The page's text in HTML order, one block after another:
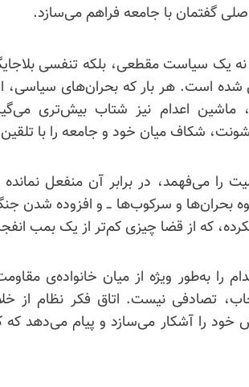
اصلی گفتمان با جامعه فراهم می‌سازد.
نه یک سیاست مقطعی، بلکه تنفسی
شده است. هر بار که بحران‌های سیاسی،
اعدام نیز شتاب بیش‌تری
شکاف میان خود و جامعه را با تلقین
را می‌فهمد، در برابر آن منفعل
بحران‌ها و سرکوب‌ها ــ و افزوده شدن
که از قضا چیزی کم‌تر از یک بمب
را به‌طور ویژه از میان خانواده‌ی
تصادفی نیست. اتاق فکر نظام از
را آشکار می‌سازد و پیام می‌دهد که